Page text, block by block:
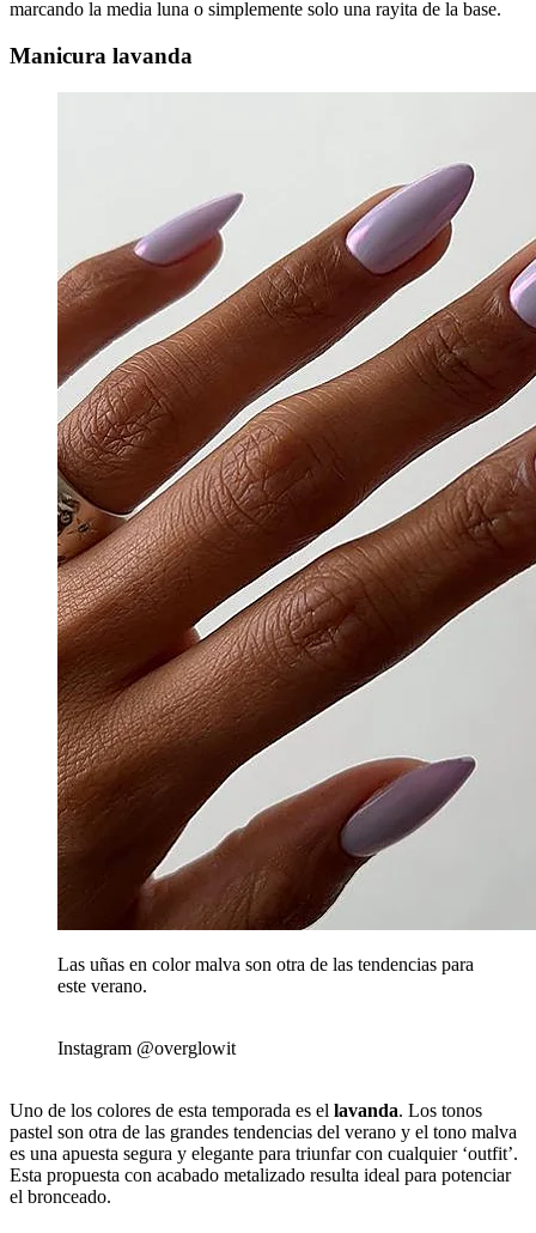
marcando la media luna o simplemente solo una rayita de la base.
Manicura lavanda
Las uñas en color malva son otra de las tendencias para
este verano.
Instagram @overglowit
Uno de los colores de esta temporada es el lavanda. Los tonos
pastel son otra de las grandes tendencias del verano y el tono malva
es una apuesta segura y elegante para triunfar con cualquier ‘outfit’.
Esta propuesta con acabado metalizado resulta ideal para potenciar
el bronceado.